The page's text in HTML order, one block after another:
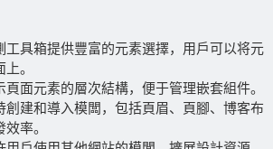
工具箱提供豐富的元素選擇，用戶可以将元
。
頁面元素的層次結構，便于管理嵌套組件。
創建和導入模闆，包括頁眉、頁腳、博客布
率。